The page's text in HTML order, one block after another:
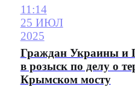
11:14
25 ИЮЛ
2025
Граждан Украины и
в розыск по делу о
Крымском мосту